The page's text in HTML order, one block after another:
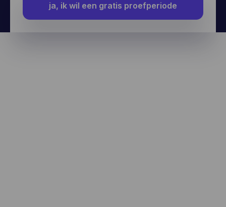
ja, ik wil een gratis proefperiode